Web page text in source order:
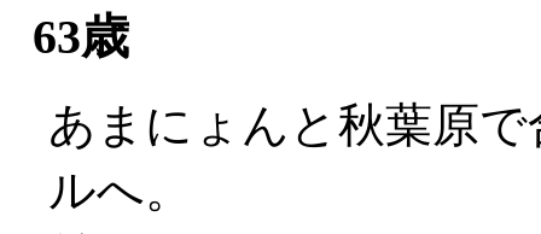
63歳
あまにょんと秋葉原
ルへ。